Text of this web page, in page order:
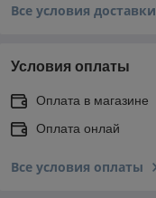
Все условия доставки
Условия оплаты
Оплата в магазине
Оплата онлай
Все условия оплаты